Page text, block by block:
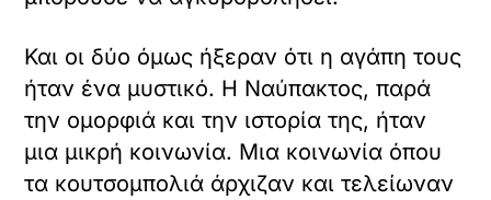
Και οι δύο όμως ήξεραν ότι η αγάπη τους
ήταν ένα μυστικό. Η Ναύπακτος, παρά
την ομορφιά και την ιστορία της, ήταν
μια μικρή κοινωνία. Μια κοινωνία όπου
τα κουτσομπολιά άρχιζαν και τελείωναν